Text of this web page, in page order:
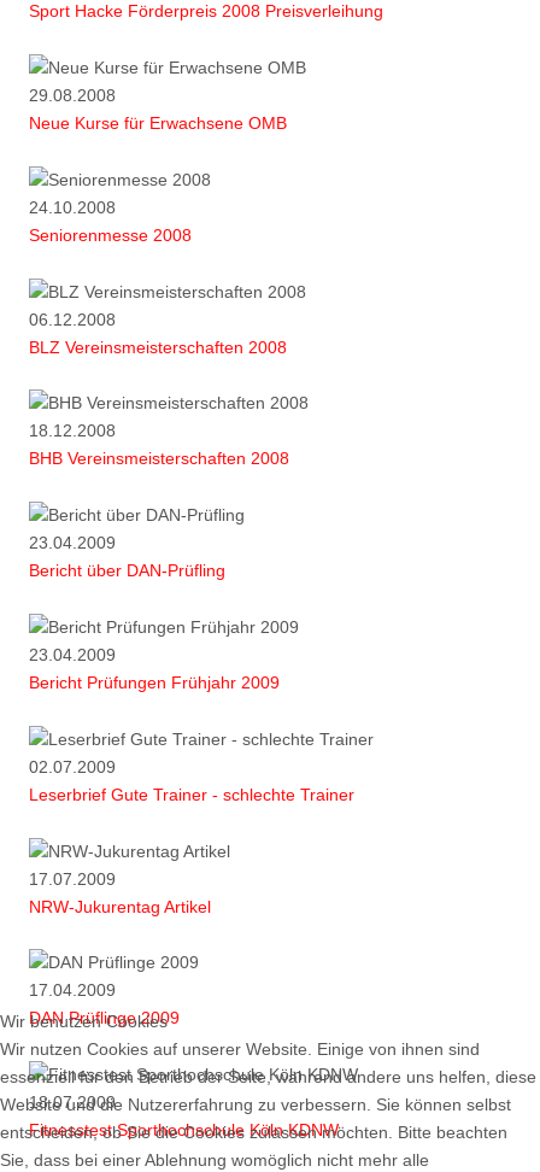
Sport Hacke Förderpreis 2008 Preisverleihung
29.08.2008
Neue Kurse für Erwachsene OMB
24.10.2008
Seniorenmesse 2008
06.12.2008
BLZ Vereinsmeisterschaften 2008
18.12.2008
BHB Vereinsmeisterschaften 2008
23.04.2009
Bericht über DAN-Prüfling
23.04.2009
Bericht Prüfungen Frühjahr 2009
02.07.2009
Leserbrief Gute Trainer - schlechte Trainer
17.07.2009
NRW-Jukurentag Artikel
17.04.2009
DAN Prüflinge 2009
18.07.2009
Fitnesstest Sporthochschule Köln KDNW